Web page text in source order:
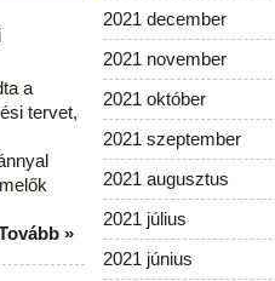
a
tervet,
»
2021 december
2021 november
2021 október
2021 szeptember
2021 augusztus
2021 július
2021 június